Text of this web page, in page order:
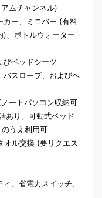
ムチャンネル)
ー、ミニバー (有料
、ボトルウォーター
びベッドシーツ
バスローブ、およびヘ
ートパソコン収納可
あり。可動式ベッド
うえ利用可
オル交換 (要リクエス
、省電力スイッチ、